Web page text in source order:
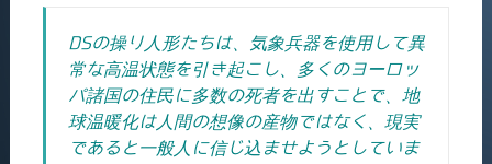
DSの操り人形たちは、気象兵器を使用して異
常な高温状態を引き起こし、多くのヨーロッ
パ諸国の住民に多数の死者を出すことで、地
球温暖化は人間の想像の産物ではなく、現実
であると一般人に信じ込ませようとしていま